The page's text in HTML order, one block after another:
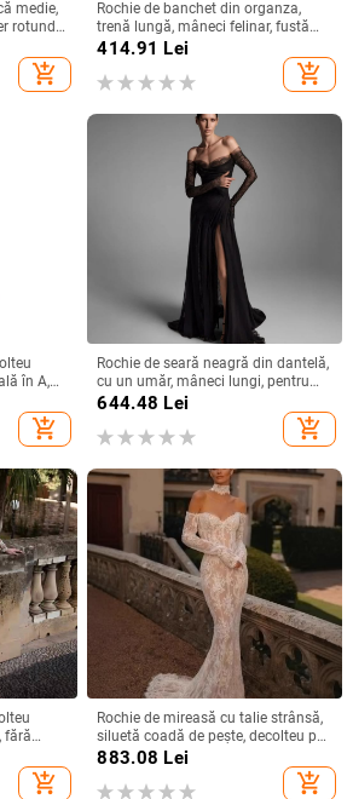
medie,
rotund,
din
add_shopping_cart
Rochie de banchet din organza,
trenă lungă, mâneci felinar, fustă
lungă — Primăvara 2024
414.91 Lei
add_shopping_cart
în A,
add_shopping_cart
Rochie de seară neagră din dantelă,
cu un umăr, mâneci lungi, pentru
petreceri de zi, defilări pe podium și
644.48 Lei
add_shopping_cart
fără
add_shopping_cart
Rochie de mireasă cu talie strânsă,
siluetă coadă de pește, decolteu pe
un umăr, mâneci lungi, fustă lungă,
883.08 Lei
add_shopping_cart